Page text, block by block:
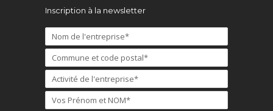
Inscription à la newsletter